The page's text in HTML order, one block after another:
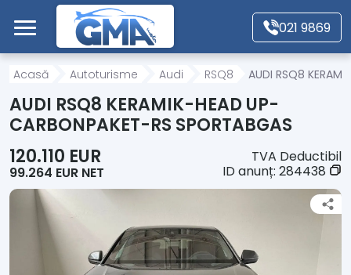
Mergi direct la conținutul principal
021 9869
Acasă
Autoturisme
Motociclete
Autoutilitare
Alte tipuri vehicule
Acasă Autoturisme Audi RSQ8 AUDI RSQ8
AUDI RSQ8 KERAMIK-HEAD UP-
CARBONPAKET-RS SPORTABGAS
120.110 EUR
99.264 EUR NET
TVA Deductibil
ID anunț: 284438